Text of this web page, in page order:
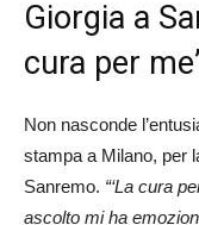
Giorgia a
cura per
Non nasconde
stampa a Milano, per
Sanremo. “‘La cura
ascolto mi ha